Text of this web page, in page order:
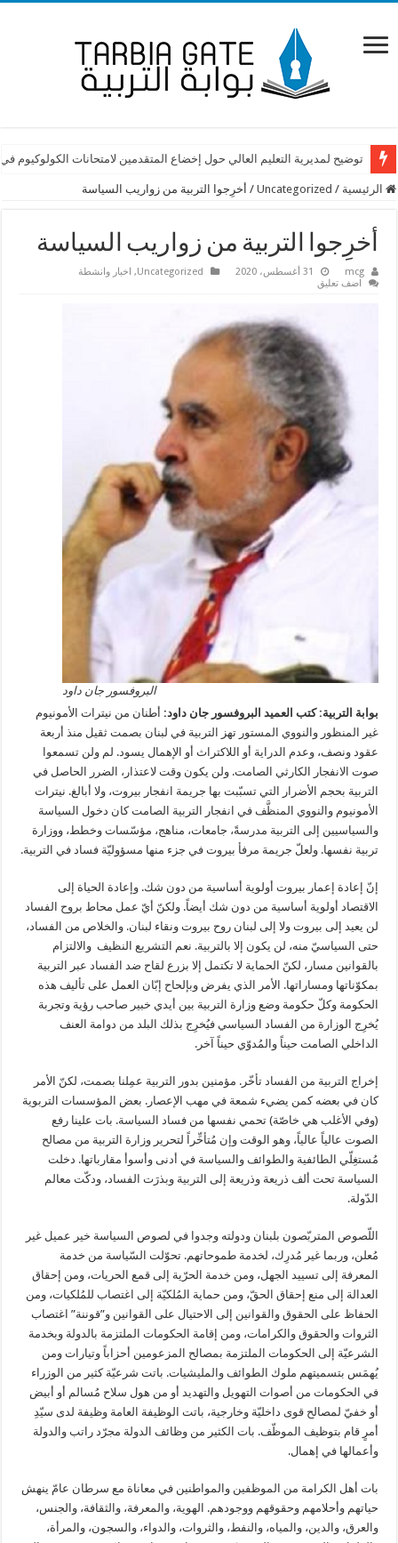
توضيح لمديرية التعليم العالي حول إخضاع المتقدمين لامتحانات الكولوكيوم
كفى الأساتذة المتعاقدون في الجامعة اللبنانية انتظاراً يا دولة الرئيس نواف
الرئيسية /
Uncategorized
/ أخرِجوا التربية من زواريب السياسة
أخرِجوا التربية من زواريب السياسة
mcg 31 أغسطس، 2020 Uncategorized
, اخبار وانشطة
اضف تعليق
البروفسور جان داود
بوابة التربية: كتب العميد البروفسور جان داود: أطنان من نيترات الأمونيوم
غير المنظور والنووي المستور تهز التربية في لبنان بصمت ثقيل منذ أربعة
عقود ونصف، وعدم الدراية أو اللاكتراث أو الإهمال يسود. لم ولن تسمعوا
صوت الانفجار الكارثي الصامت. ولن يكون وقت لاعتذار، الضرر الحاصل في
التربية بحجم الأضرار التي تسبّبت بها جريمة انفجار بيروت، ولا أبالغ. نيترات
الأمونيوم والنووي المنظَّف في انفجار التربية الصامت كان دخول السياسة
والسياسيين إلى التربية مدرسةً، جامعات، مناهج، مؤسّسات وخطط، ووزارة
تربية نفسها. ولعلّ جريمة مرفأ بيروت في جزء منها مسؤوليّة فساد في التربية.
إنّ إعادة إعمار بيروت أولوية أساسية من دون شك. وإعادة الحياة إلى
الاقتصاد أولوية أساسية من دون شك أيضاً. ولكنّ أيّ عمل محاط بروح الفساد
لن يعيد إلى بيروت ولا إلى لبنان روح بيروت ونقاء لبنان. والخلاص من الفساد،
حتى السياسيّ منه، لن يكون إلا بالتربية. نعم التشريع النظيف والالتزام
بالقوانين مسار، لكنّ الحماية لا تكتمل إلا بزرع لقاح ضد الفساد عبر التربية
بمكوّناتها ومساراتها. الأمر الذي يفرض وبإلحاح إبّان العمل على تأليف هذه
الحكومة وكلّ حكومة وضع وزارة التربية بين أيدي خبير صاحب رؤية وتجربة
يُخرِج الوزارة من الفساد السياسي فيُخرِج بذلك البلد من دوامة العنف
الداخلي الصامت حيناً والمُدوّي حيناً آخر.
إخراج التربية من الفساد تأخّر. مؤمنين بدور التربية عمِلنا بصمت، لكنّ الأمر
كان في بعضه كمن يضيء شمعة في مهب الإعصار. بعض المؤسسات التربوية
(وفي الأغلب هي خاصّة) تحمي نفسها من فساد السياسة. بات علينا رفع
الصوت عالياً عالياً، وهو الوقت وإن مُتأخِّراً لتحرير وزارة التربية من مصالح
مُستغِلّي الطائفية والطوائف والسياسة في أدنى وأسوأ مقارباتها. دخلت
السياسة تحت ألف ذريعة وذريعة إلى التربية وبذرَت الفساد، ودكّت معالم
الدّولة.
اللّصوص المتربّصون بلبنان ودولته وجدوا في لصوص السياسة خير عميل غير
مُعلن، وربما غير مُدرِك، لخدمة طموحاتهم. تحوّلت السّياسة من خدمة
المعرفة إلى تسييد الجهل، ومن خدمة الحرّية إلى قمع الحريات، ومن إحقاق
العدالة إلى منع إحقاق الحقّ، ومن حماية المُلكيّة إلى اغتصاب للمُلكيات، ومن
الحفاظ على الحقوق والقوانين إلى الاحتيال على القوانين و”قوننة” اغتصاب
الثروات والحقوق والكرامات، ومن إقامة الحكومات الملتزمة بالدولة وبخدمة
الشرعيّة إلى الحكومات الملتزمة بمصالح المزعومين أحزاباً وتيارات ومن
يُهمَس بتسميتهم ملوك الطوائف والمليشيات. باتت شرعيّة كثير من الوزراء
في الحكومات من أصوات التهويل والتهديد أو من هول سلاح مُسالم أو أبيض
أو خفيّ لمصالح قوى داخليّة وخارجية، باتت الوظيفة العامة وظيفة لدى سيّدِ
أمرٍ قام بتوظيف الموظّف. بات الكثير من وظائف الدولة مجرّد راتب والدولة
وأعمالها في إهمال.
بات أهل الكرامة من الموظفين والمواطنين في معاناة مع سرطان عامّ ينهش
حياتهم وأحلامهم وحقوقهم ووجودهم. الهوية، والمعرفة، والثقافة، والجنس،
والعرق، والدين، والمياه، والنفط، والثروات، والدواء، والسجون، والمرأة،